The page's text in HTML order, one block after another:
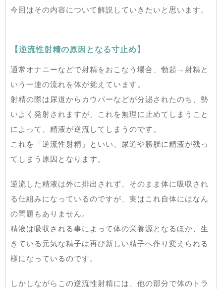
今回はその内容について解説していきたいと思います。
【逆流性射精の原因となる寸止め】
通常オナニーなどで射精をおこなう場合、勃起→射精と
いう一連の流れを体が覚えています。
射精の際は尿道からカウパーなどが分泌されたのち、勢
いよく発射されますが、これを無理に止めてしまうこと
によって、精液が逆流してしまうのです。
これを「逆流性射精」といい、尿道や膀胱に精液が残っ
てしまう原因となります。
逆流した精液は外に排出されず、そのまま体に吸収され
る仕組みになっているのですが、実はこれ自体にはなん
の問題もありません。
精液は吸収される事によって体の栄養源となるほか、生
きている元気な精子は再び新しい精子へ作り変えられる
様になっているのです。
しかしながらこの逆流性射精には、他の部分で体のトラ